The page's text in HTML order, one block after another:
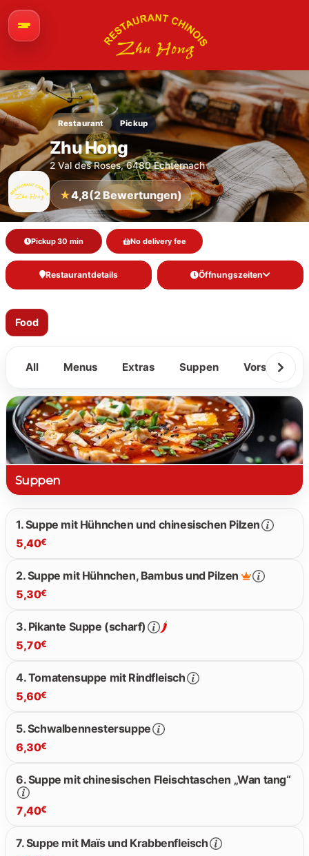
Restaurant Pickup
Zhu Hong
2 Val des Roses, 6480 Echternach
★4,8(2 Bewertungen)
Pickup 30 min No delivery fee
Restaurantdetails Öffnungszeiten
Food
All Menus Extras Suppen Vorspeisen
Suppen
1. Suppe mit Hühnchen und chinesischen Pilzen
5,40€
2. Suppe mit Hühnchen, Bambus und Pilzen
5,30€
3. Pikante Suppe (scharf)
5,70€
4. Tomatensuppe mit Rindfleisch
5,60€
5. Schwalbennestersuppe
6,30€
6. Suppe mit chinesischen Fleischtaschen „Wan tang“
7,40€
7. Suppe mit Maïs und Krabbenfleisch